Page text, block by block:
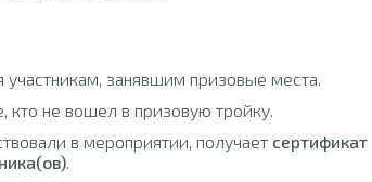
участникам, занявшим призовые места.
кто не вошел в призовую тройку.
в мероприятии, получает сертификат
.